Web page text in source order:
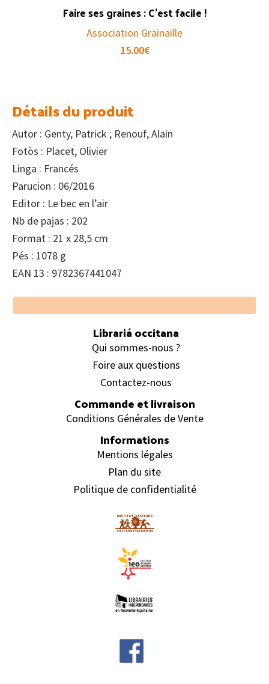
Faire ses graines : C’est facile !
Association Grainaille
15.00€
Détails du produit
Autor : Genty, Patrick ; Renouf, Alain
Fotòs : Placet, Olivier
Linga : Francés
Parucion : 06/2016
Editor : Le bec en l’air
Nb de pajas : 202
Format : 21 x 28,5 cm
Pés : 1078 g
EAN 13 : 9782367441047
Footer
Librariá occitana
Qui sommes-nous ?
Foire aux questions
Contactez-nous
Commande et livraison
Conditions Générales de Vente
Informations
Mentions légales
Plan du site
Politique de confidentialité